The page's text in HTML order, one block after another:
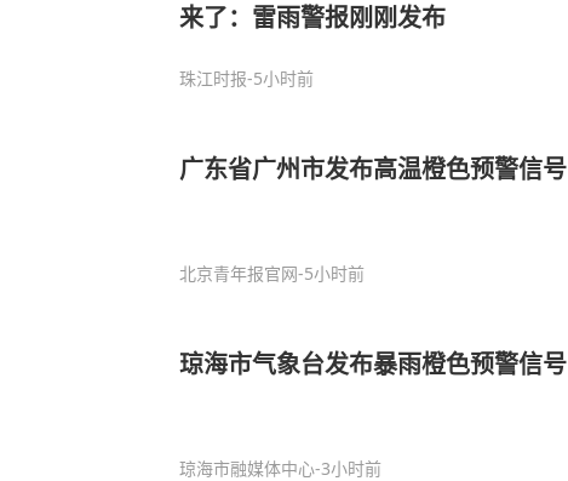
来了：雷雨警报刚刚发布
珠江时报-5小时前
广东省广州市发布高温橙色预警信号
北京青年报官网-5小时前
琼海市气象台发布暴雨橙色预警信号
琼海市融媒体中心-3小时前